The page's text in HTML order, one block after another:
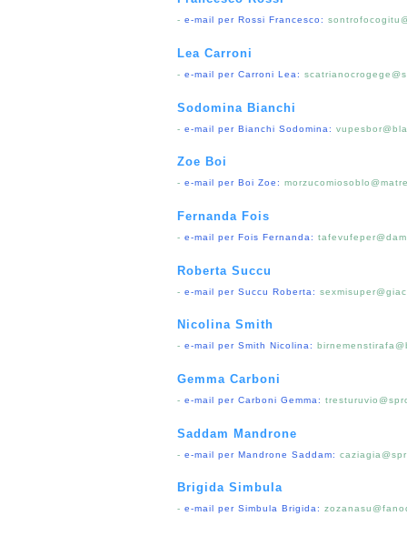
- e-mail per Rossi Francesco:
Lea Carroni
- e-mail per Carroni Lea:
Sodomina Bianchi
- e-mail per Bianchi Sodomina:
Zoe Boi
- e-mail per Boi Zoe:
Fernanda Fois
- e-mail per Fois Fernanda:
Roberta Succu
- e-mail per Succu Roberta:
Nicolina Smith
- e-mail per Smith Nicolina:
Gemma Carboni
- e-mail per Carboni Gemma:
Saddam Mandrone
- e-mail per Mandrone Saddam:
Brigida Simbula
- e-mail per Simbula Brigida: